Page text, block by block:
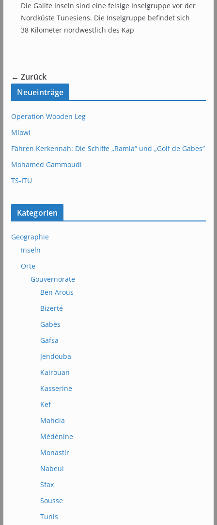
Die Galite Inseln sind eine felsige Inselgruppe vor der
Nordküste Tunesiens. Die Inselgruppe befindet sich
38 Kilometer nordwestlich des Kap
← Zurück
Neueinträge
Operation Wooden Leg
Mlawi
Fähren Kerkennah: Die Schiffe „Ramla“ und „Golf de Gabes“
Mohamed Gammoudi
TS-ITU
Kategorien
Geographie
Inseln
Orte
Gouvernorate
Ben Arous
Bizerté
Gabès
Gafsa
Jendouba
Kairouan
Kasserine
Kef
Mahdia
Médénine
Monastir
Nabeul
Sfax
Sousse
Tunis